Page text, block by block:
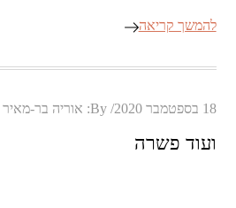
להמשך קריאה
Posted
18 בספטמבר 2020 By: אוריה בר-מאיר
ועוד פשרה